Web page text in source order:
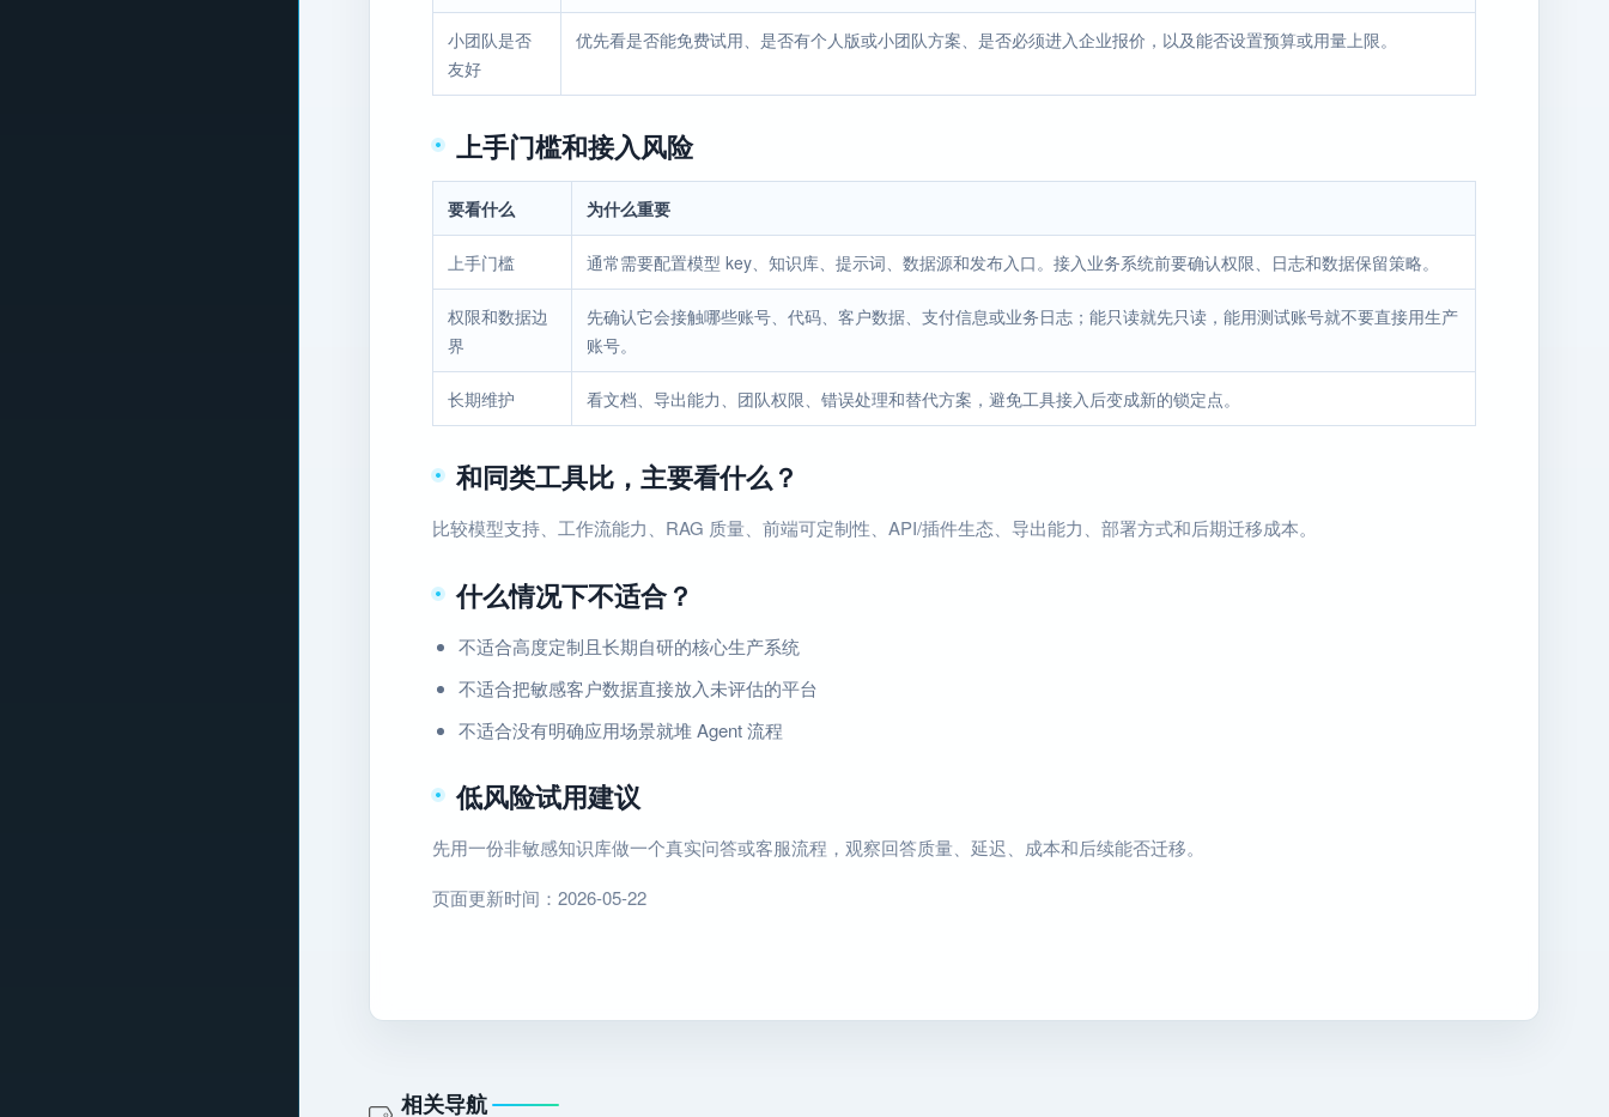
小团队是否
友好
优先看是否能免费试用、是否有个人版或小团队方案、是否必须进入企业报价，以及能否设置预算或用量上限。
上手门槛和接入风险
要看什么 为什么重要
上手门槛 通常需要配置模型 key、知识库、提示词、数据源和发布入口。接入业务系统前要确认权限、日志和数据保留策略。
权限和数据边
界
先确认它会接触哪些账号、代码、客户数据、支付信息或业务日志；能只读就先只读，能用测试账号就不要直接用生产
账号。
长期维护 看文档、导出能力、团队权限、错误处理和替代方案，避免工具接入后变成新的锁定点。
和同类工具比，主要看什么？
比较模型支持、工作流能力、RAG 质量、前端可定制性、API/插件生态、导出能力、部署方式和后期迁移成本。
什么情况下不适合？
不适合高度定制且长期自研的核心生产系统
不适合把敏感客户数据直接放入未评估的平台
不适合没有明确应用场景就堆 Agent 流程
低风险试用建议
先用一份非敏感知识库做一个真实问答或客服流程，观察回答质量、延迟、成本和后续能否迁移。
页面更新时间：2026-05-22
相关导航